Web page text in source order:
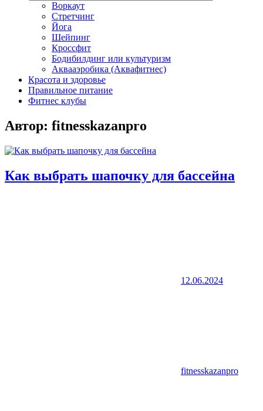
Воркаут
Стретчинг
Йога
Шейпинг
Кроссфит
Бодибилдинг или культуризм
Аквааэробика (Аквафитнес)
Красота и здоровье
Правильное питание
Фитнес клубы
Автор: fitnesskazanpro
Как выбрать шапочку для бассейна
12.06.2024
fitnesskazanpro